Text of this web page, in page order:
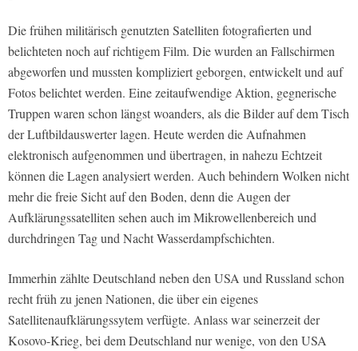
Die frühen militärisch genutzten Satelliten fotografierten und
belichteten noch auf richtigem Film. Die wurden an Fallschirmen
abgeworfen und mussten kompliziert geborgen, entwickelt und auf
Fotos belichtet werden. Eine zeitaufwendige Aktion, gegnerische
Truppen waren schon längst woanders, als die Bilder auf dem Tisch
der Luftbildauswerter lagen. Heute werden die Aufnahmen
elektronisch aufgenommen und übertragen, in nahezu Echtzeit
können die Lagen analysiert werden. Auch behindern Wolken nicht
mehr die freie Sicht auf den Boden, denn die Augen der
Aufklärungssatelliten sehen auch im Mikrowellenbereich und
durchdringen Tag und Nacht Wasserdampfschichten.
Immerhin zählte Deutschland neben den USA und Russland schon
recht früh zu jenen Nationen, die über ein eigenes
Satellitenaufklärungssytem verfügte. Anlass war seinerzeit der
Kosovo-Krieg, bei dem Deutschland nur wenige, von den USA